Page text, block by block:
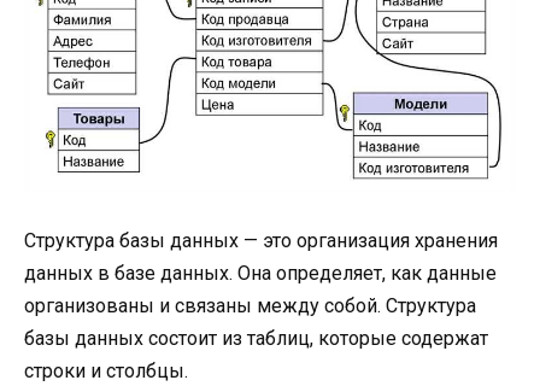
Структура базы данных — это организация хранения
данных в базе данных. Она определяет, как данные
организованы и связаны между собой. Структура
базы данных состоит из таблиц, которые содержат
строки и столбцы.